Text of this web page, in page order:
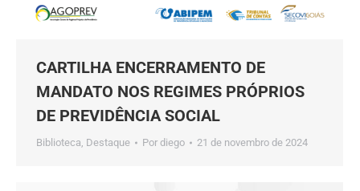
CARTILHA ENCERRAMENTO DE
MANDATO NOS REGIMES PRÓPRIOS
DE PREVIDÊNCIA SOCIAL
Biblioteca, Destaque Por diego 21 de novembro de 2024